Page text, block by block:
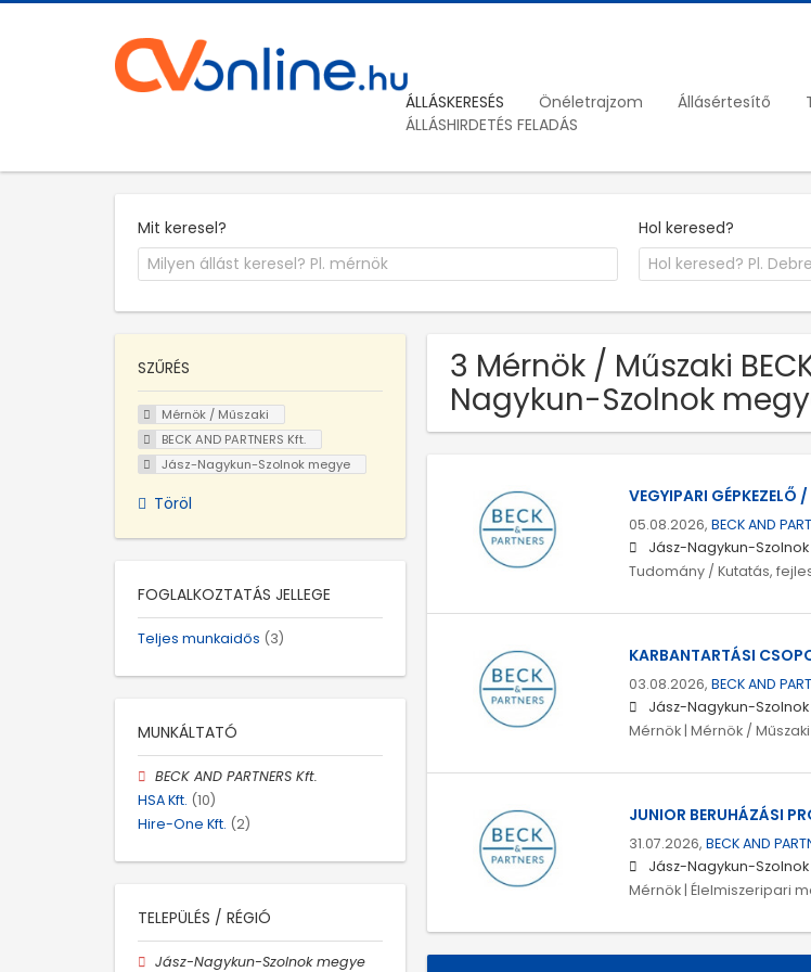
ÁLLÁSKERESÉS Önéletrajzom Állásértesítő
ÁLLÁSHIRDETÉS FELADÁS
Mit keresel? Hol keresed?
3 Mérnök / Műszaki
Nagykun-Szolnok
VEGYIPARI GÉPKEZELŐ
05.08.2026, BECK AND
Jász-Nagykun-Szolnok
Tudomány / Kutatás,
KARBANTARTÁSI
03.08.2026, BECK AND
Jász-Nagykun-Szolnok
Mérnök | Mérnök /
JUNIOR BERUHÁZÁSI
31.07.2026, BECK AND
Jász-Nagykun-Szolnok
Mérnök | Élelmiszeripari
SZŰRÉS
Mérnök / Műszaki
BECK AND PARTNERS Kft.
Jász-Nagykun-Szolnok megye
Töröl
FOGLALKOZTATÁS JELLEGE
Teljes munkaidős (3)
MUNKÁLTATÓ
BECK AND PARTNERS Kft.
HSA Kft. (10)
Hire-One Kft. (2)
TELEPÜLÉS / RÉGIÓ
Jász-Nagykun-Szolnok megye